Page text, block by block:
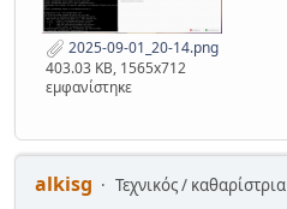
2025-09-01_20-14.png
403.03 KB, 1565x712
εμφανίστηκε
alkisg
Τεχνικός / καθαρίστρια